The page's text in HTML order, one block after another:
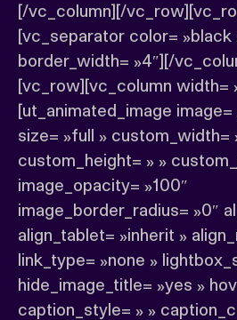
[/vc_column][/
[vc_separator color= »black
border_width= »4″][/
[vc_row][vc_column width=
[ut_animated_image image=
size= »full » custom_width=
custom_height= » »
image_opacity= »100″
image_border_radius= »0″
align_tablet= »inherit »
link_type= »none »
hide_image_title= »yes »
caption_style= » »